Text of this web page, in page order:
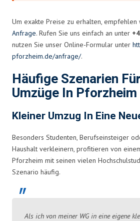
Um exakte Preise zu erhalten,
Anfrage. Rufen Sie uns einfach an unter
nutzen Sie unser Online-Formular unter
pforzheim.de/anfrage/.
Häufige Szenarien
Umzüge In Pforzheim
Kleiner Umzug In Eine
Besonders Studenten, Berufseinsteiger
Haushalt verkleinern, profitieren von
Pforzheim mit seinen vielen
Szenario häufig.
Als ich von meiner WG in eine eigene